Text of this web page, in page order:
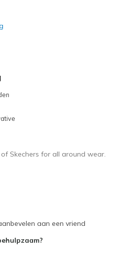
for Wearing
Skechers for all around wear.
aan een vriend